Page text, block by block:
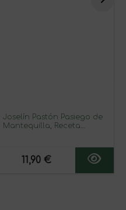
Joselín Pastón Pasiego de
Mantequilla, Receta
11,90 €